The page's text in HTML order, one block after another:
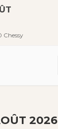
Chessy
2026